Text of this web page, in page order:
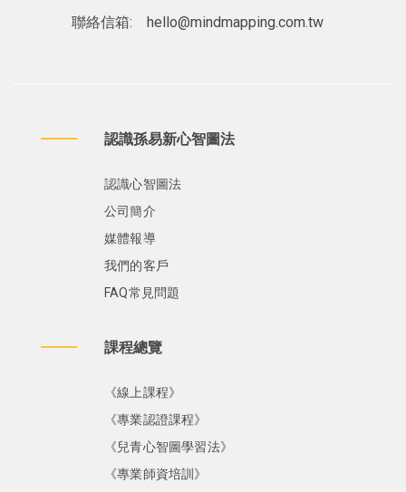
聯絡信箱:
hello@mindmapping.com.tw
認識孫易新心智圖法
認識心智圖法
公司簡介
媒體報導
我們的客戶
FAQ常見問題
課程總覽
《線上課程》
《專業認證課程》
《兒青心智圖學習法》
《專業師資培訓》